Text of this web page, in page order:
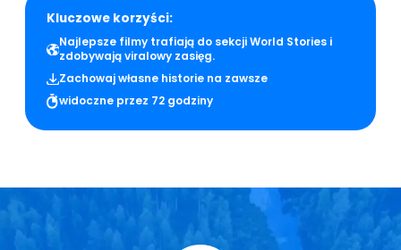
Kluczowe korzyści:
Najlepsze filmy trafiają do sekcji World Stories i
zdobywają viralowy zasięg.
Zachowaj własne historie na zawsze
widoczne przez 72 godziny